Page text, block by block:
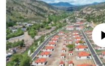
No media